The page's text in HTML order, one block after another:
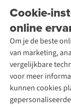
Cookie-
online
Om je de beste
van marketing,
vergelijkbare
voor meer
kunnen cookies
Garantie
Contact
Onze winkels
Over A.S.Adventure
Ski-onderhoud
Wasservice
Schoenonderhoud
Schoenherstelling
Kledingherstelling
Retouches
Voor bedrijven
A.S.Magazine
Podcast
Explore Academy
Explore Camp
Gear Check
Inspiratie & advies
Meld je aan voor